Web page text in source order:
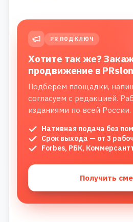
PR ПОД КЛЮЧ
Хотите так же?
продвижение в PRslon
Подберём площадки,
согласуем с редакцией.
изданиями по всей России.
Нативная подача без
Срок выхода — от 3
Forbes, РБК,
Получить